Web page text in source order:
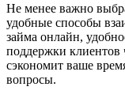
Не менее важно
удобные способы
займа онлайн,
поддержки клиентов
сэкономит ваше
вопросы.